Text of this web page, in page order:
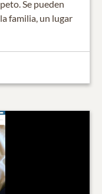
Se pueden
familia, un lugar